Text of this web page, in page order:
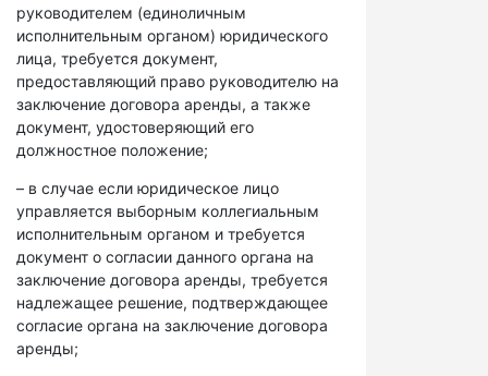
руководителем (единоличным
исполнительным органом) юридического
лица, требуется документ,
предоставляющий право руководителю на
заключение договора аренды, а также
документ, удостоверяющий его
должностное положение;
– в случае если юридическое лицо
управляется выборным коллегиальным
исполнительным органом и требуется
документ о согласии данного органа на
заключение договора аренды, требуется
надлежащее решение, подтверждающее
согласие органа на заключение договора
аренды;